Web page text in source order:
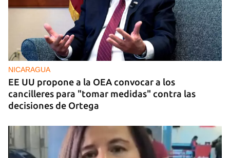
NICARAGUA
EE UU propone a la OEA convocar a los
cancilleres para "tomar medidas" contra las
decisiones de Ortega